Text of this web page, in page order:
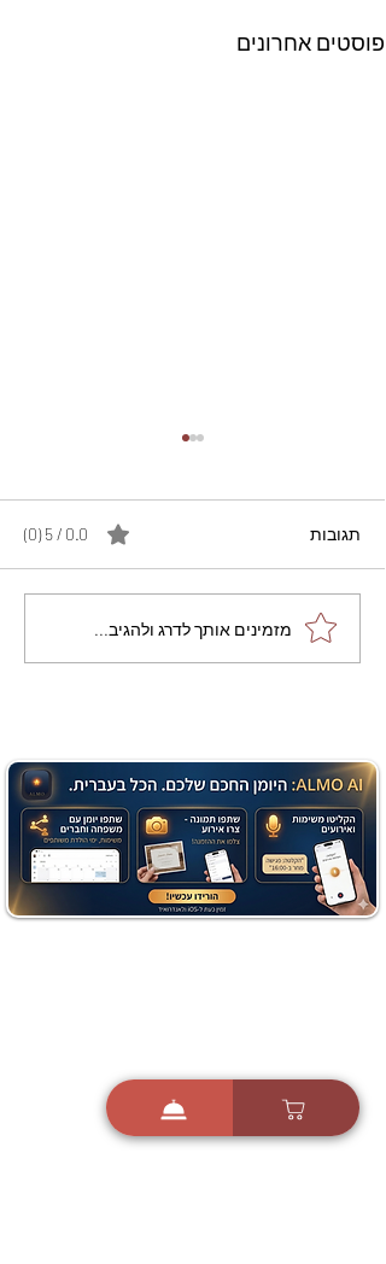
פוסטים אחרונים
מתכון מנצח עוגת מייפל
שוקולד בחושה וקלה - זיוה
תגובות 0.0 / 5 ‏(0)
מזמינים אותך לדרג ולהגיב...